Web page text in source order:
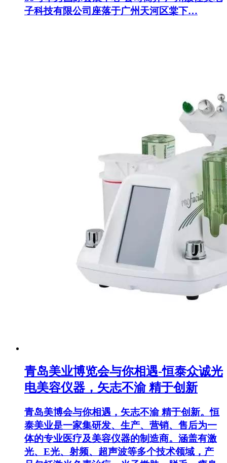
子科技有限公司座落于广州天河区棠下…
青岛美业博览会与你相遇-恒泰众诚光
电美容仪器，矢志不渝 精于创新
青岛美博会与你相遇，矢志不渝 精于创新。恒
泰美业是一家集研发、生产、营销、售后为一
体的专业医疗及美容仪器的制造商。涵盖有激
光、E光、射频、超声波等多个技术领域，产